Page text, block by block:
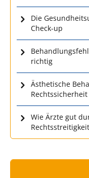
Die
Check-up
richtig
Ästhetische
Wie Ärzte gut